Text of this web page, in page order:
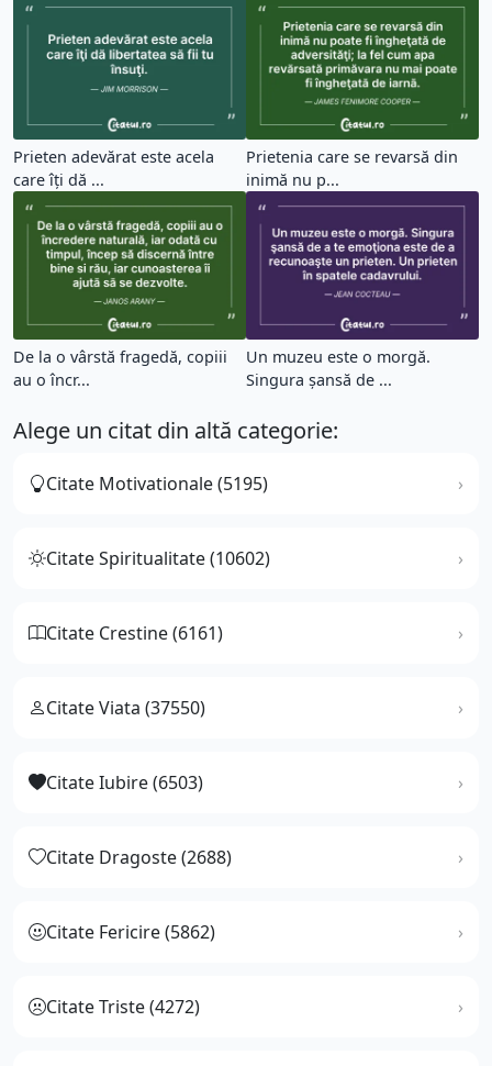
Prieten adevărat este acela
care îţi dă ...
Prietenia care se revarsă din
inimă nu p...
De la o vârstă fragedă, copiii
au o încr...
Un muzeu este o morgă.
Singura şansă de ...
Alege un citat din altă categorie:
Citate Motivationale (5195)
Citate Spiritualitate (10602)
Citate Crestine (6161)
Citate Viata (37550)
Citate Iubire (6503)
Citate Dragoste (2688)
Citate Fericire (5862)
Citate Triste (4272)